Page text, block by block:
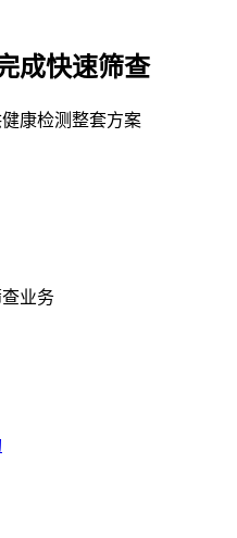
成快速筛查
康检测整套方案
业务